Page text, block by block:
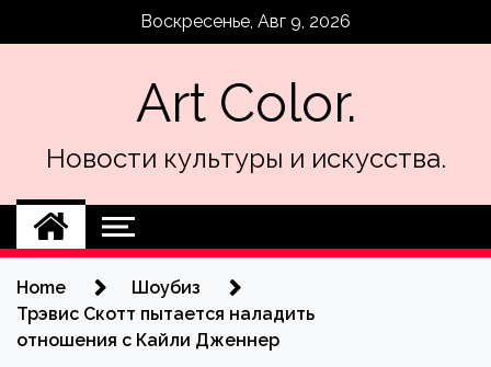
Воскресенье, Авг 9, 2026
Art Color.
Новости культуры и искусства.
Home
Шоубиз
Трэвис Скотт пытается наладить
отношения с Кайли Дженнер